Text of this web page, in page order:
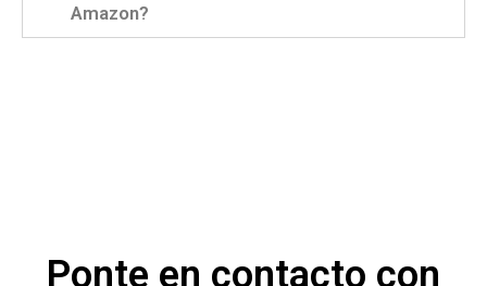
Amazon?
Ponte en contacto con